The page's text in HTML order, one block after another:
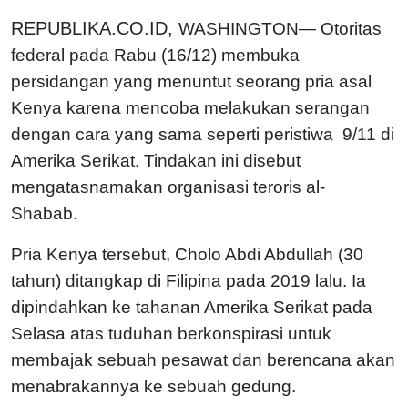
REPUBLIKA.CO.ID, WASHINGTON— Otoritas
federal pada Rabu (16/12) membuka
persidangan yang menuntut seorang pria asal
Kenya karena mencoba melakukan serangan
dengan cara yang sama seperti peristiwa 9/11 di
Amerika Serikat. Tindakan ini disebut
mengatasnamakan organisasi teroris al-
Shabab.
Pria Kenya tersebut, Cholo Abdi Abdullah (30
tahun) ditangkap di Filipina pada 2019 lalu. Ia
dipindahkan ke tahanan Amerika Serikat pada
Selasa atas tuduhan berkonspirasi untuk
membajak sebuah pesawat dan berencana akan
menabrakannya ke sebuah gedung.